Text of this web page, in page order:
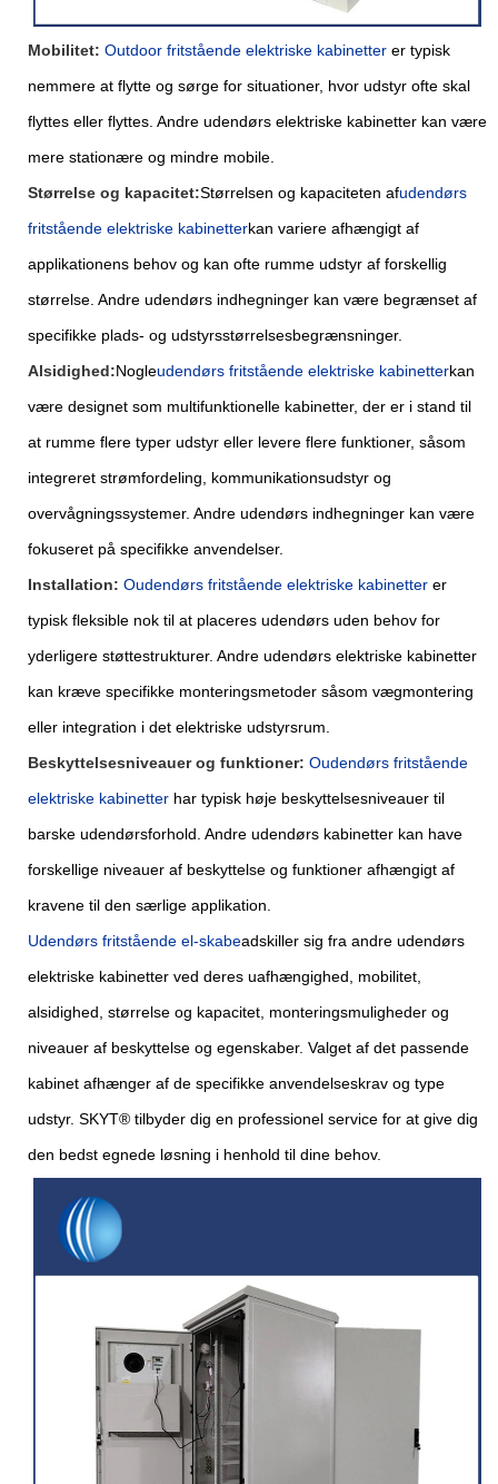
Mobilitet: Outdoor fritstående elektriske kabinetter er typisk
nemmere at flytte og sørge for situationer, hvor udstyr ofte skal
flyttes eller flyttes. Andre udendørs elektriske kabinetter kan være
mere stationære og mindre mobile.
Størrelse og kapacitet:Størrelsen og kapaciteten afudendørs
fritstående elektriske kabinetterkan variere afhængigt af
applikationens behov og kan ofte rumme udstyr af forskellig
størrelse. Andre udendørs indhegninger kan være begrænset af
specifikke plads- og udstyrsstørrelsesbegrænsninger.
Alsidighed:Nogleudendørs fritstående elektriske kabinetterkan
være designet som multifunktionelle kabinetter, der er i stand til
at rumme flere typer udstyr eller levere flere funktioner, såsom
integreret strømfordeling, kommunikationsudstyr og
overvågningssystemer. Andre udendørs indhegninger kan være
fokuseret på specifikke anvendelser.
Installation: Oudendørs fritstående elektriske kabinetter er
typisk fleksible nok til at placeres udendørs uden behov for
yderligere støttestrukturer. Andre udendørs elektriske kabinetter
kan kræve specifikke monteringsmetoder såsom vægmontering
eller integration i det elektriske udstyrsrum.
Beskyttelsesniveauer og funktioner: Oudendørs fritstående
elektriske kabinetter har typisk høje beskyttelsesniveauer til
barske udendørsforhold. Andre udendørs kabinetter kan have
forskellige niveauer af beskyttelse og funktioner afhængigt af
kravene til den særlige applikation.
Udendørs fritstående el-skabeadskiller sig fra andre udendørs
elektriske kabinetter ved deres uafhængighed, mobilitet,
alsidighed, størrelse og kapacitet, monteringsmuligheder og
niveauer af beskyttelse og egenskaber. Valget af det passende
kabinet afhænger af de specifikke anvendelseskrav og type
udstyr. SKYT® tilbyder dig en professionel service for at give dig
den bedst egnede løsning i henhold til dine behov.